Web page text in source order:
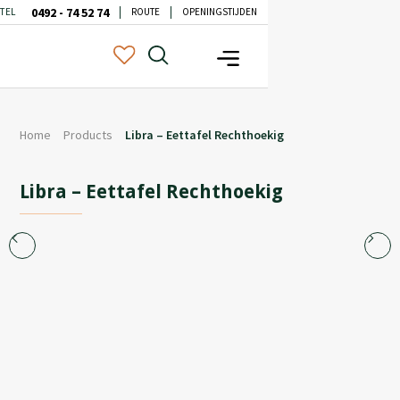
TEL 0492 - 74 52 74 ROUTE OPENINGSTIJDEN
Home Products Libra – Eettafel Rechthoekig
Libra – Eettafel Rechthoekig